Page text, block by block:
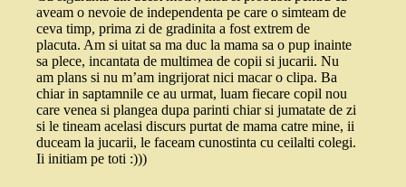
aveam o nevoie de independenta pe care o simteam de
ceva timp, prima zi de gradinita a fost extrem de
placuta. Am si uitat sa ma duc la mama sa o pup inainte
sa plece, incantata de multimea de copii si jucarii. Nu
am plans si nu m’am ingrijorat nici macar o clipa. Ba
chiar in saptamnile ce au urmat, luam fiecare copil nou
care venea si plangea dupa parinti chiar si jumatate de zi
si le tineam acelasi discurs purtat de mama catre mine, ii
duceam la jucarii, le faceam cunostinta cu ceilalti colegi.
Ii initiam pe toti :)))